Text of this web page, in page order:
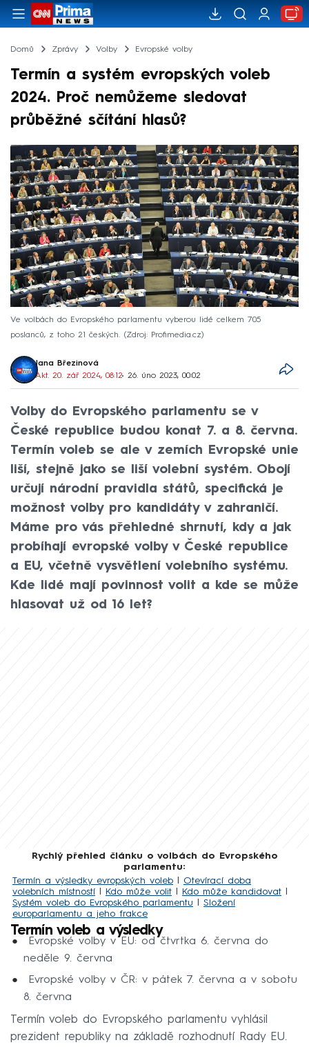
Domů Zprávy Volby Evropské volby
Termín a systém evropských voleb
2024. Proč nemůžeme sledovat
průběžné sčítání hlasů?
Ve volbách do Evropského parlamentu vyberou lidé celkem 705
poslanců, z toho 21 českých.
Zdroj: Profimedia.cz
Jana Březinová
Akt. 20. zář 2024, 08:12• 26. úno 2023, 00:02
Volby do Evropského parlamentu se v
České republice budou konat 7. a 8. června.
Termín voleb se ale v zemích Evropské unie
liší, stejně jako se liší volební systém. Obojí
určují národní pravidla států, specifická je
možnost volby pro kandidáty v zahraničí.
Máme pro vás přehledné shrnutí, kdy a jak
probíhají evropské volby v České republice
a EU, včetně vysvětlení volebního systému.
Kde lidé mají povinnost volit a kde se může
hlasovat už od 16 let?
Rychlý přehled článku o volbách do Evropského
parlamentu:
Termín a výsledky evropských voleb
Otevírací doba
volebních místností
Kdo může volit Kdo může kandidovat
Systém voleb do Evropského parlamentu
Složení
europarlamentu a jeho frakce
Termín voleb a výsledky
Evropské volby v EU: od čtvrtka 6. června do
neděle 9. června
Evropské volby v ČR: v pátek 7. června a v sobotu
8. června
Termín voleb do Evropského parlamentu vyhlásil
prezident republiky na základě rozhodnutí Rady EU.